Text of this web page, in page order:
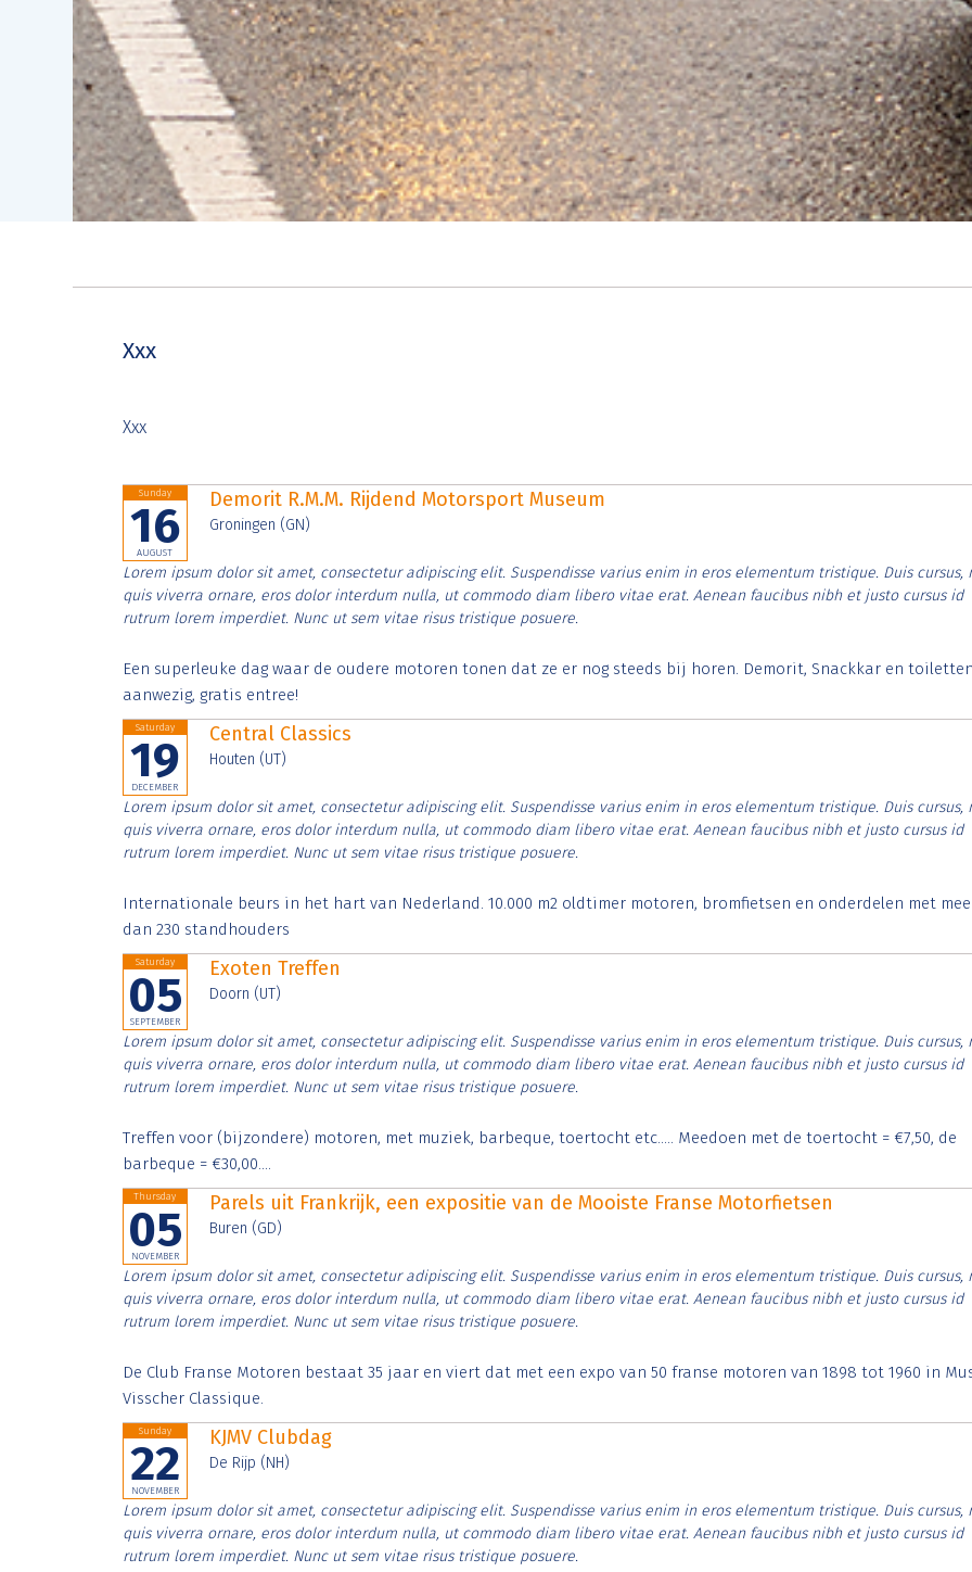
Xxx
Xxx
Sunday
16
AUGUST
Demorit R.M.M. Rijdend Motorsport Museum
Groningen (GN)
Lorem ipsum dolor sit amet, consectetur adipiscing elit. Suspendisse varius enim in eros elementum tristique. Duis cursus,
quis viverra ornare, eros dolor interdum nulla, ut commodo diam libero vitae erat. Aenean faucibus nibh et justo cursus id
rutrum lorem imperdiet. Nunc ut sem vitae risus tristique posuere.
Een superleuke dag waar de oudere motoren tonen dat ze er nog steeds bij horen. Demorit, Snackkar en
aanwezig, gratis entree!
Saturday
19
DECEMBER
Central Classics
Houten (UT)
Lorem ipsum dolor sit amet, consectetur adipiscing elit. Suspendisse varius enim in eros elementum tristique. Duis cursus,
quis viverra ornare, eros dolor interdum nulla, ut commodo diam libero vitae erat. Aenean faucibus nibh et justo cursus id
rutrum lorem imperdiet. Nunc ut sem vitae risus tristique posuere.
Internationale beurs in het hart van Nederland. 10.000 m2 oldtimer motoren, bromfietsen en onderdelen met
dan 230 standhouders
Saturday
05
SEPTEMBER
Exoten Treffen
Doorn (UT)
Lorem ipsum dolor sit amet, consectetur adipiscing elit. Suspendisse varius enim in eros elementum tristique. Duis cursus,
quis viverra ornare, eros dolor interdum nulla, ut commodo diam libero vitae erat. Aenean faucibus nibh et justo cursus id
rutrum lorem imperdiet. Nunc ut sem vitae risus tristique posuere.
Treffen voor (bijzondere) motoren, met muziek, barbeque, toertocht etc..... Meedoen met de toertocht = €7,50, de
barbeque = €30,00....
Thursday
05
NOVEMBER
Parels uit Frankrijk, een expositie van de Mooiste Franse Motorfietsen
Buren (GD)
Lorem ipsum dolor sit amet, consectetur adipiscing elit. Suspendisse varius enim in eros elementum tristique. Duis cursus,
quis viverra ornare, eros dolor interdum nulla, ut commodo diam libero vitae erat. Aenean faucibus nibh et justo cursus id
rutrum lorem imperdiet. Nunc ut sem vitae risus tristique posuere.
De Club Franse Motoren bestaat 35 jaar en viert dat met een expo van 50 franse motoren van 1898 tot 1960 in
Visscher Classique.
Sunday
22
NOVEMBER
KJMV Clubdag
De Rijp (NH)
Lorem ipsum dolor sit amet, consectetur adipiscing elit. Suspendisse varius enim in eros elementum tristique. Duis cursus,
quis viverra ornare, eros dolor interdum nulla, ut commodo diam libero vitae erat. Aenean faucibus nibh et justo cursus id
rutrum lorem imperdiet. Nunc ut sem vitae risus tristique posuere.